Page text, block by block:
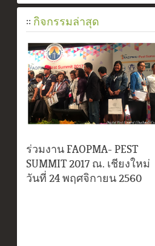
:: กิจกรรมล่าสุด
ร่วมงาน FAOPMA- PEST
SUMMIT 2017 ณ. เชียงใหม่
วันที่ 24 พฤศจิกายน 2560